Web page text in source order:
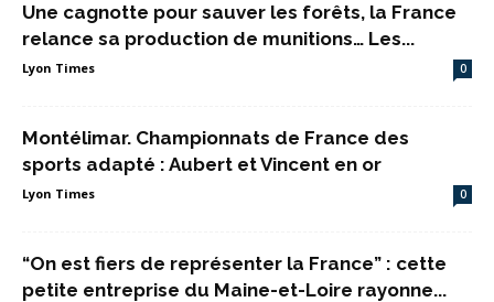
Une cagnotte pour sauver les forêts, la France
relance sa production de munitions… Les...
Lyon Times 0
Montélimar. Championnats de France des
sports adapté : Aubert et Vincent en or
Lyon Times 0
“On est fiers de représenter la France” : cette
petite entreprise du Maine-et-Loire rayonne...